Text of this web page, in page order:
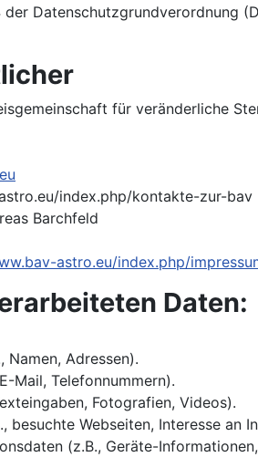
Datenschutzgrundverordnung
für veränderliche
index.php/kontakte-zur-bav
Barchfeld
astro.eu/index.php/
Daten:
Namen, Adressen).
Mail, Telefonnummern).
Fotografien, Videos).
besuchte Webseiten, Interesse an
(z.B., Geräte-